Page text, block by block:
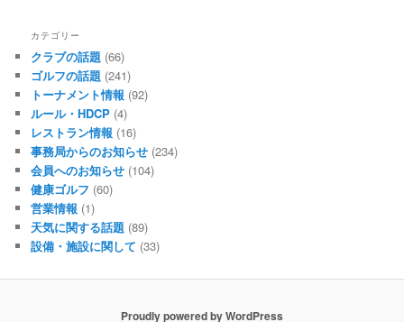
カテゴリー
クラブの話題 (66)
ゴルフの話題 (241)
トーナメント情報 (92)
ルール・HDCP (4)
レストラン情報 (16)
事務局からのお知らせ (234)
会員へのお知らせ (104)
健康ゴルフ (60)
営業情報 (1)
天気に関する話題 (89)
設備・施設に関して (33)
Proudly powered by WordPress